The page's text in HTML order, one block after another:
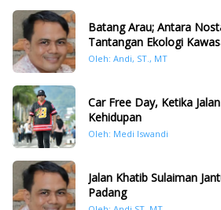
Batang Arau; Antara
Tantangan Ekologi
Oleh: Andi, ST., MT
Car Free Day, Ketika
Kehidupan
Oleh: Medi Iswandi
Jalan Khatib Sulaiman
Padang